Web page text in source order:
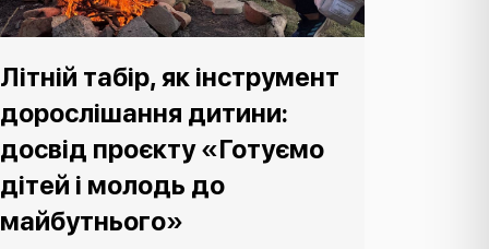
Літній табір, як інструмент
дорослішання дитини:
досвід проєкту «Готуємо
дітей і молодь до
майбутнього»